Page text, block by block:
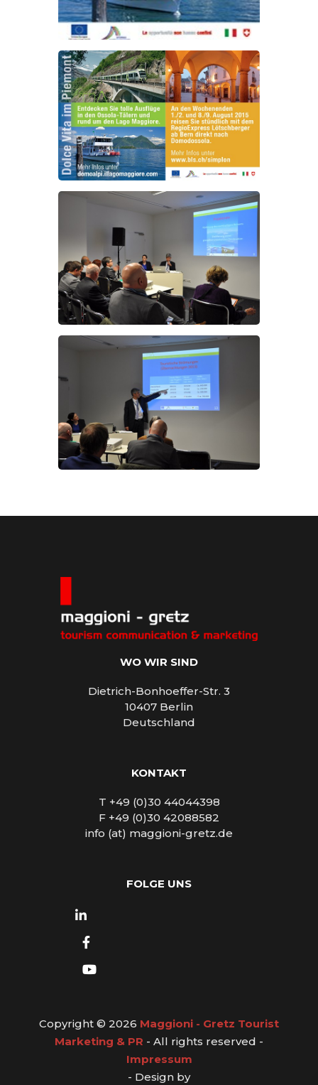
WO WIR SIND
Dietrich-Bonhoeffer-Str. 3
10407 Berlin
Deutschland
KONTAKT
T +49 (0)30 44044398
F +49 (0)30 42088582
info (at) maggioni-gretz.de
FOLGE UNS
Copyright © 2026 Maggioni - Gretz Tourist
Marketing & PR - All rights reserved -
Impressum
- Design by